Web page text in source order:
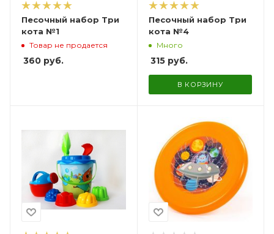
Песочный набор Три
кота №1
Товар не продается
360 руб.
Песочный набор Три
кота №4
Много
315руб.
В КОРЗИНУ